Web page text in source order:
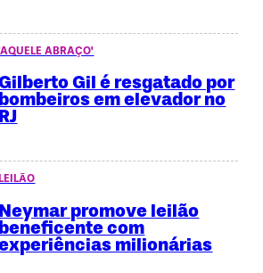
ABRAÇO'
Gil é resgatado por
bombeiros em elevador no
RJ
LEILÃO
Neymar promove leilão
beneficente com
milionárias